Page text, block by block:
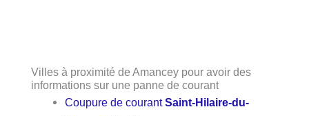
Villes à proximité de Amancey pour avoir des
informations sur une panne de courant
Coupure de courantSaint-Hilaire-du-